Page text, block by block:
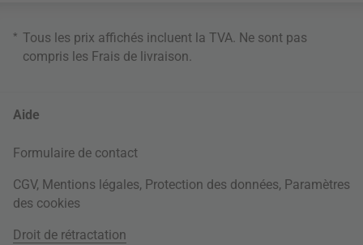
* Tous les prix affichés incluent la TVA. Ne sont pas
compris les Frais de livraison
Aide
Formulaire de contact
CGV, Mentions légales, Protection des données, Paramètres
des cookies
Droit de rétractation